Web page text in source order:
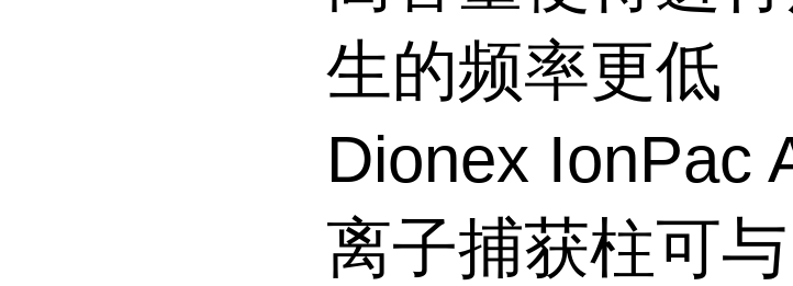
生的频率更低
Dionex IonPac
离子捕获柱可